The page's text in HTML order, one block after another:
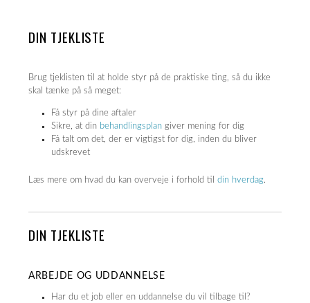
DIN TJEKLISTE
Brug tjeklisten til at holde styr på de praktiske ting, så du ikke
skal tænke på så meget:
Få styr på dine aftaler
Sikre, at din behandlingsplangiver mening for dig
Få talt om det, der er vigtigst for dig, inden du bliver
udskrevet
Læs mere om hvad du kan overveje i forhold til din hverdag.
DIN TJEKLISTE
ARBEJDE OG UDDANNELSE
Har du et job eller en uddannelse du vil tilbage til?